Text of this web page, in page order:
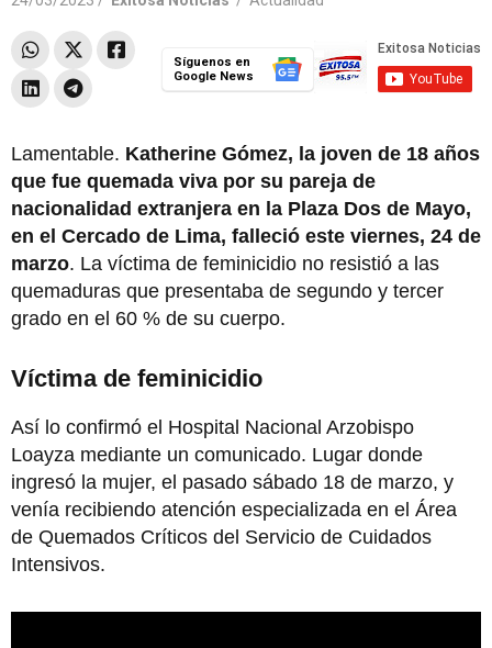
Síguenos en
Google News
Lamentable. Katherine Gómez, la joven de 18 años
que fue quemada viva por su pareja de
nacionalidad extranjera en la Plaza Dos de Mayo,
en el Cercado de Lima, falleció este viernes, 24 de
marzo. La víctima de feminicidio no resistió a las
quemaduras que presentaba de segundo y tercer
grado en el 60 % de su cuerpo.
Víctima de feminicidio
Así lo confirmó el Hospital Nacional Arzobispo
Loayza mediante un comunicado. Lugar donde
ingresó la mujer, el pasado sábado 18 de marzo, y
venía recibiendo atención especializada en el Área
de Quemados Críticos del Servicio de Cuidados
Intensivos.